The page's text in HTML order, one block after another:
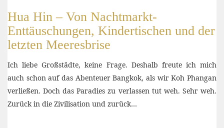
Hua Hin – Von Nachtmarkt-
Enttäuschungen, Kindertischen und der
letzten Meeresbrise
Ich liebe Großstädte, keine Frage. Deshalb freute ich mich
auch schon auf das Abenteuer Bangkok, als wir Koh Phangan
verließen. Doch das Paradies zu verlassen tut weh. Sehr weh.
Zurück in die Zivilisation und zurück…